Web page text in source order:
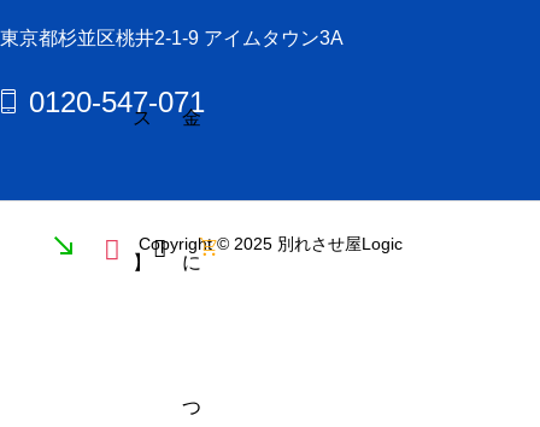
ス
】
金
に
つ
東京都杉並区桃井2-1-9 アイムタウン3A
0120-547-071
Copyright © 2025 別れさせ屋Logic